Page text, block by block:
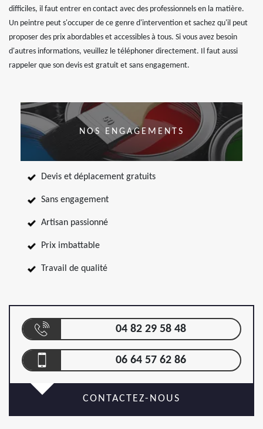
difficiles, il faut entrer en contact avec des professionnels en la matière.
Un peintre peut s'occuper de ce genre d'intervention et sachez qu'il peut
proposer des prix abordables et accessibles à tous. Si vous avez besoin
d'autres informations, veuillez le téléphoner directement. Il faut aussi
rappeler que son devis est gratuit et sans engagement.
NOS ENGAGEMENTS
Devis et déplacement gratuits
Sans engagement
Artisan passionné
Prix imbattable
Travail de qualité
04 82 29 58 48
06 64 57 62 86
CONTACTEZ-NOUS